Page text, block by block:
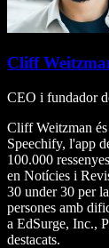
Cliff
CEO i fundador
Cliff Weitzman
Speechify, l'app
100.000
en Notícies i
30 under 30 per
persones amb
a EdSurge, Inc.,
destacats.